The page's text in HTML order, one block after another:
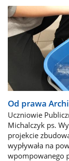
Od prawa
Uczniowie
Michalczyk ps.
projekcie
wypływała na
wpompowanego